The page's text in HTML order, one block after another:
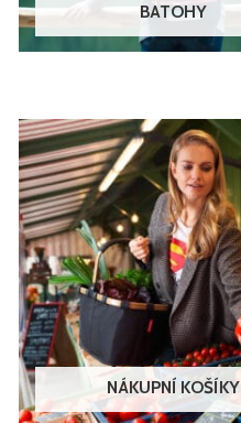
BATOHY
NÁKUPNÍ KOŠÍKY